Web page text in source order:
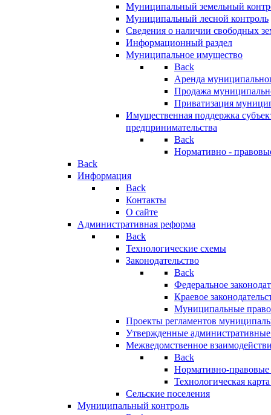
Муниципальный земельный
Муниципальный лесной контроль
Сведения о наличии свободных
Информационный раздел
Муниципальное имущество
Back
Аренда
Продажа
Приватизация
Имущественная поддержка
предпринимательства
Back
Нормативно -
Back
Информация
Back
Контакты
О сайте
Административная реформа
Back
Технологические схемы
Законодательство
Back
Федеральное
Краевое
Муниципальные
Проекты регламентов
Утвержденные
Межведомственное
Back
Нормативно-правовые
Технологическая
Сельские поселения
Муниципальный контроль